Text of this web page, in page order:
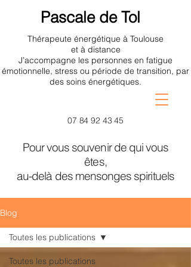
Pascale de Tol
Thérapeute énergétique à Toulouse
et à distance
J’accompagne les personnes en fatigue
émotionnelle, stress ou période de transition, par
des soins énergétiques.
07 84 92 43 45
Pour vous souvenir de qui vous
êtes,
au-delà des mensonges spirituels
Blog
Toutes les publications
Toutes les publications